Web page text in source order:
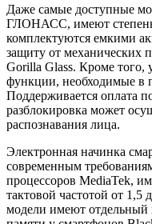
Даже самые доступные
ГЛОНАСС, имеют
комплектуются емкими
защиту от механических
Gorilla Glass. Кроме того,
функции, необходимые в
Поддерживается оплата
разблокировка может
распознавания лица.
Электронная начинка
современным
процессоров MediaTek,
тактовой частотой от
модели имеют отдельный